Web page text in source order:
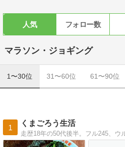
人気 フォロー数
マラソン・ジョギング
1〜30位 31〜60位 61〜90位
1
くまごろう生活